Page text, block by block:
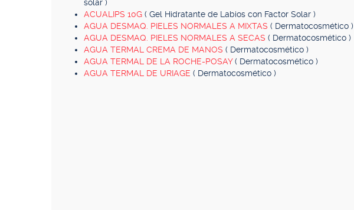
solar )
ACUALIPS 10G ( Gel Hidratante de Labios con Factor Solar )
AGUA DESMAQ. PIELES NORMALES A MIXTAS ( Dermatocosmético )
AGUA DESMAQ. PIELES NORMALES A SECAS ( Dermatocosmético )
AGUA TERMAL CREMA DE MANOS ( Dermatocosmético )
AGUA TERMAL DE LA ROCHE-POSAY( Dermatocosmético )
AGUA TERMAL DE URIAGE ( Dermatocosmético )